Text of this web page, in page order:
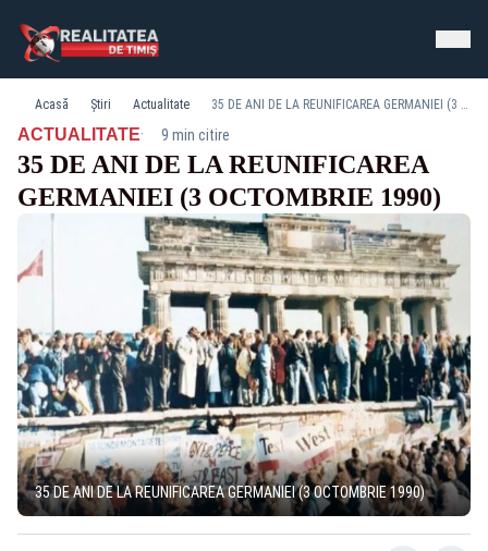
Acasă Știri Actualitate 35 DE ANI DE LA REUNIFICAREA GERMANIEI (3 OCTOMBRIE 1990)
ACTUALITATE· 9 min citire
35 DE ANI DE LA REUNIFICAREA
GERMANIEI (3 OCTOMBRIE 1990)
35 DE ANI DE LA REUNIFICAREA GERMANIEI (3 OCTOMBRIE 1990)